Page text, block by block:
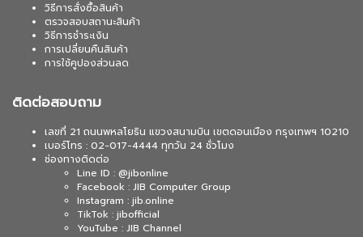
วิธีการสั่งซื้อสินค้า
ตรวจสอบสถานะสินค้า
วิธีการชำระเงิน
การเปลี่ยนคืนสินค้า
การใช้คูปองส่วนลด
ติดต่อสอบถาม
เลขที่ 21 ถนนพหลโยธิน แขวงสนามบิน เขตดอนเมือง กรุงเทพฯ 10210
เบอร์โทร : 02-017-4444 ทุกวัน 24 ชั่วโมง
ช่องทางติดต่อ
Line ID : @jibonline
Facebook : JIB Computer Group
Instagram : jib.online
TikTok : jibofficial
YouTube : JIB Channel